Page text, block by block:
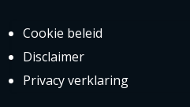
Cookie beleid
Disclaimer
Privacy verklaring